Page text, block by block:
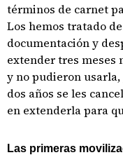
términos de carnet
Los hemos tratado
documentación y
extender tres meses
y no pudieron usarla,
dos años se les
en extenderla para
Las primeras